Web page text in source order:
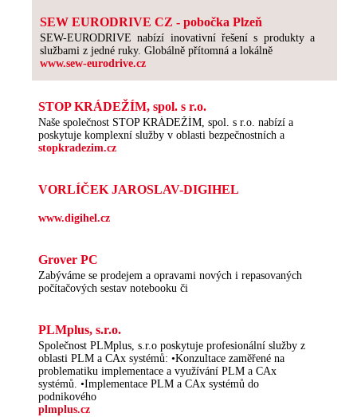
SEW EURODRIVE CZ - pobočka Plzeň
SEW-EURODRIVE nabízí inovativní řešení s produkty a
službami z jedné ruky. Globálně přítomná a lokálně
www.sew-eurodrive.cz
STOP KRÁDEŽÍM, spol. s r.o.
Naše společnost STOP KRÁDEŽÍM, spol. s r.o. nabízí a
poskytuje komplexní služby v oblasti bezpečnostních a
stopkradezim.cz
VORLÍČEK JAROSLAV-DIGIHEL
www.digihel.cz
Grover PC
Zabýváme se prodejem a opravami nových i repasovaných
počítačových sestav notebooku či
PLMplus, s.r.o.
Společnost PLMplus, s.r.o poskytuje profesionální služby z
oblasti PLM a CAx systémů: •Konzultace zaměřené na
problematiku implementace a využívání PLM a CAx
systémů. •Implementace PLM a CAx systémů do
podnikového
plmplus.cz